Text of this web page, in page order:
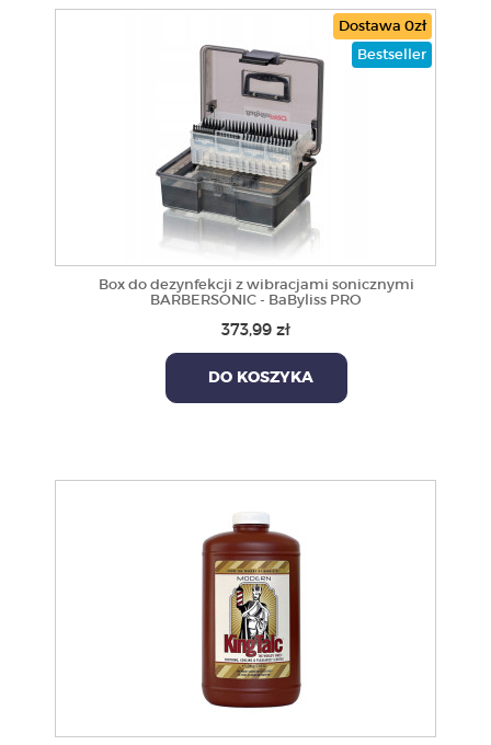
Dostawa 0zł
Bestseller
Box do dezynfekcji z wibracjami sonicznymi
BARBERSONIC - BaByliss PRO
373,99 zł
DO KOSZYKA